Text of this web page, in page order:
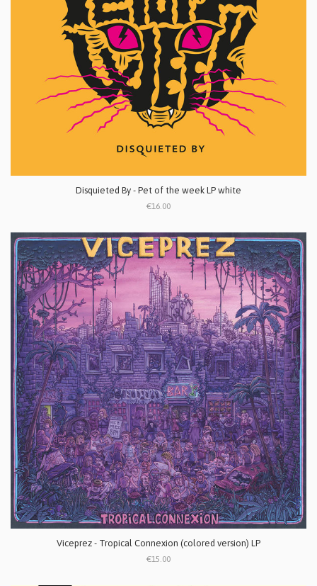
Disquieted By - Pet of the week LP white
€16.00
Viceprez ‎- Tropical Connexion (colored version) LP
€15.00